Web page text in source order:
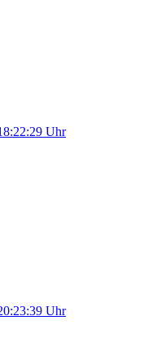
Uhr
Uhr